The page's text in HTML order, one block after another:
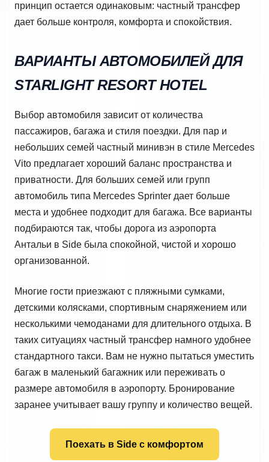
принцип остается одинаковым: частный трансфер
дает больше контроля, комфорта и спокойствия.
ВАРИАНТЫ АВТОМОБИЛЕЙ ДЛЯ
STARLIGHT RESORT HOTEL
Выбор автомобиля зависит от количества
пассажиров, багажа и стиля поездки. Для пар и
небольших семей частный минивэн в стиле Mercedes
Vito предлагает хороший баланс пространства и
приватности. Для больших семей или групп
автомобиль типа Mercedes Sprinter дает больше
места и удобнее подходит для багажа. Все варианты
подбираются так, чтобы дорога из аэропорта
Антальи в Side была спокойной, чистой и хорошо
организованной.
Многие гости приезжают с пляжными сумками,
детскими колясками, спортивным снаряжением или
несколькими чемоданами для длительного отдыха. В
таких ситуациях частный трансфер намного удобнее
стандартного такси. Вам не нужно пытаться уместить
багаж в маленький багажник или переживать о
размере автомобиля в аэропорту. Бронирование
заранее учитывает вашу группу и количество вещей.
Поехать в Side с комфортом